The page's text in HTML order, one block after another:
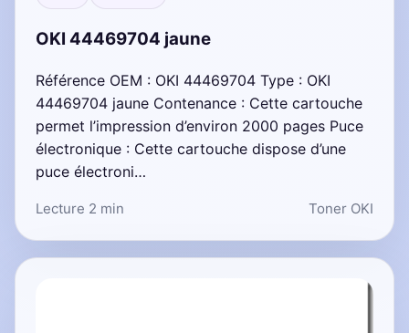
OKI 44469704 jaune
Référence OEM : OKI 44469704 Type : OKI
44469704 jaune Contenance : Cette cartouche
permet l’impression d’environ 2000 pages Puce
électronique : Cette cartouche dispose d’une
puce électroni…
Lecture 2 min Toner OKI